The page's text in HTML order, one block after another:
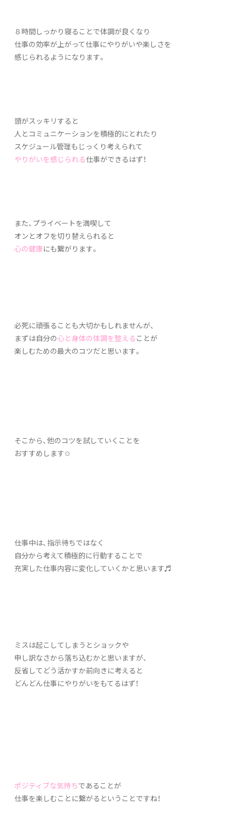
８時間しっかり寝ることで体調が良くなり
仕事の効率が上がって仕事にやりがいや楽しさを
感じられるようになります。
頭がスッキリすると
人とコミュニケーションを積極的にとれたり
スケジュール管理もじっくり考えられて
やりがいを感じられる仕事ができるはず！
また、プライベートを満喫して
オンとオフを切り替えられると
心の健康にも繋がります。
必死に頑張ることも大切かもしれませんが、
まずは自分の心と身体の体調を整える ことが
楽しむための最大のコツだと思います。
そこから、他のコツを試していくことを
おすすめします✩
仕事中は、指示待ちではなく
自分から考えて積極的に行動することで
充実した仕事内容に変化していくかと思います♬
ミスは起こしてしまうとショックや
申し訳なさから落ち込むかと思いますが、
反省してどう活かすか前向きに考えると
どんどん仕事にやりがいをもてるはず！
ポジティブな気持ちであることが
仕事を楽しむことに繋がるということですね！